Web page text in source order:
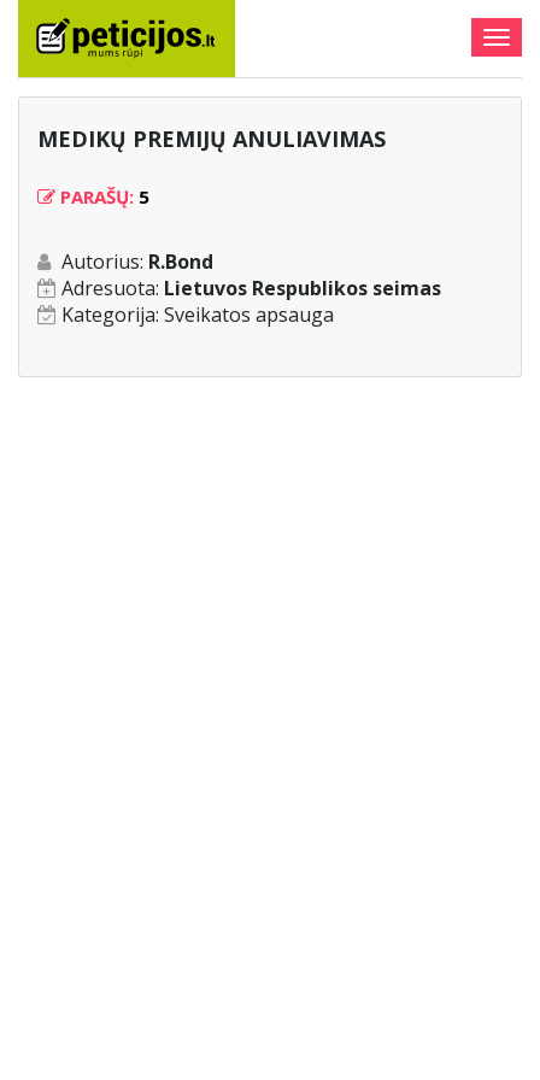
MEDIKŲ PREMIJŲ ANULIAVIMAS
PARAŠŲ: 5
Autorius: R.Bond
Adresuota: Lietuvos Respublikos seimas
Kategorija: Sveikatos apsauga